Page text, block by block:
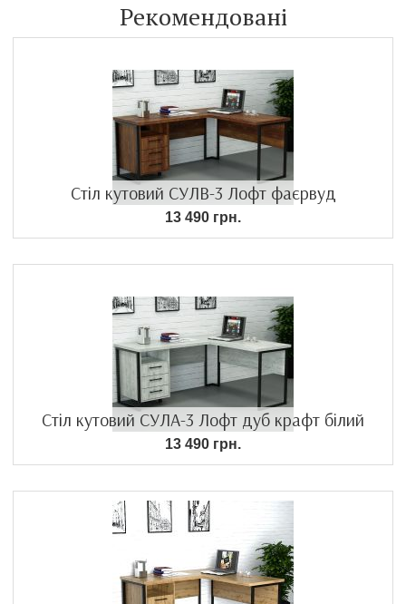
Рекомендовані
Стіл кутовий СУЛВ-3 Лофт фаєрвуд
13 490 грн.
Стіл кутовий СУЛА-3 Лофт дуб крафт білий
13 490 грн.